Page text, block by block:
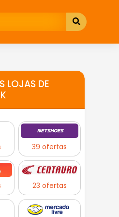
LOJAS DE
39 ofertas
23 ofertas